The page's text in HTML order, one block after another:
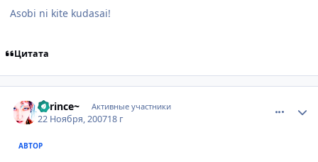
Аsobi ni kite kudasai!
Цитата
~Prince~ Активные участники
22 Ноября, 200718 г
АВТОР